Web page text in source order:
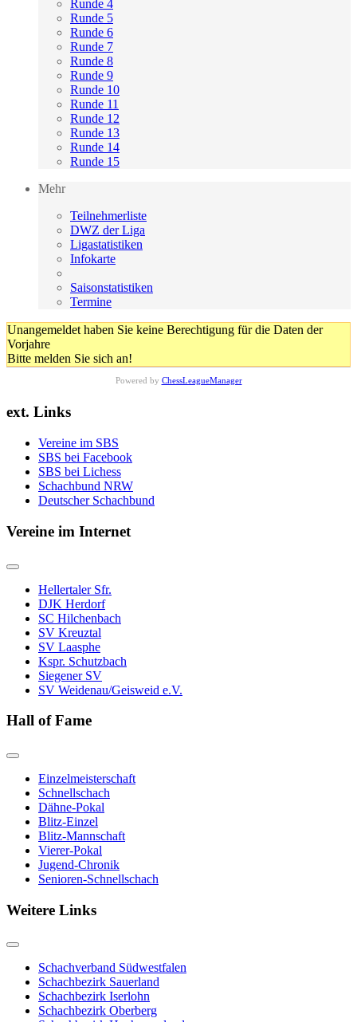
Runde 4
Runde 5
Runde 6
Runde 7
Runde 8
Runde 9
Runde 10
Runde 11
Runde 12
Runde 13
Runde 14
Runde 15
Mehr
Teilnehmerliste
DWZ der Liga
Ligastatistiken
Infokarte
Saisonstatistiken
Termine
Unangemeldet haben Sie keine Berechtigung für die Daten der
Vorjahre
Bitte melden Sie sich an!
Powered by ChessLeagueManager
ext. Links
Vereine im SBS
SBS bei Facebook
SBS bei Lichess
Schachbund NRW
Deutscher Schachbund
Vereine im Internet
Hellertaler Sfr.
DJK Herdorf
SC Hilchenbach
SV Kreuztal
SV Laasphe
Kspr. Schutzbach
Siegener SV
SV Weidenau/Geisweid e.V.
Hall of Fame
Einzelmeisterschaft
Schnellschach
Dähne-Pokal
Blitz-Einzel
Blitz-Mannschaft
Vierer-Pokal
Jugend-Chronik
Senioren-Schnellschach
Weitere Links
Schachverband Südwestfalen
Schachbezirk Sauerland
Schachbezirk Iserlohn
Schachbezirk Oberberg